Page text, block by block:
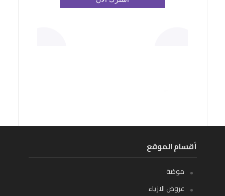
أقسام الموقع
موضة
عروض الازياء